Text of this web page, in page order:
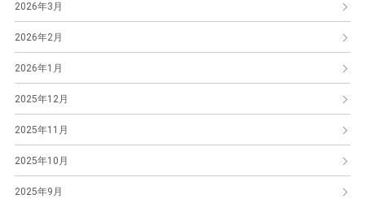
2026年3月
2026年2月
2026年1月
2025年12月
2025年11月
2025年10月
2025年9月